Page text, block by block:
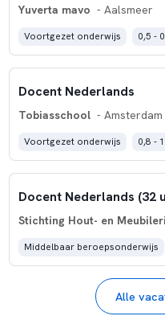
Yuverta mavo - Aalsmeer
Voortgezet onderwijs 0,5 -
Docent Nederlands
Tobiasschool - Amsterdam
Voortgezet onderwijs 0,8 -
Docent Nederlands (32
Stichting Hout- en
Middelbaar beroepsonderwijs
Alle